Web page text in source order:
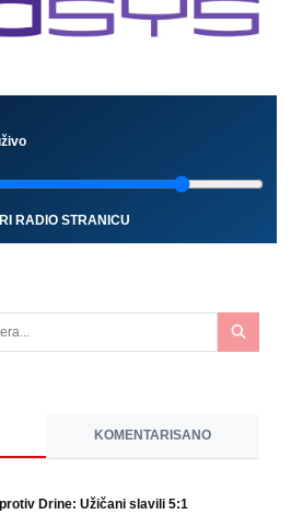
RADIO STRANICU
KOMENTARISANO
Drine: Užičani slavili 5:1